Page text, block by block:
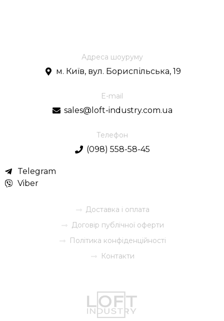
Доставка і оплата
Договір публічної оферти
Політика конфіденційності
Контакти
Телефон
(098) 558-58-45
Telegram
Viber
Адреса шоуруму
м. Київ, вул. Бориспільська, 19
E-mail
sales@loft-industry.com.ua